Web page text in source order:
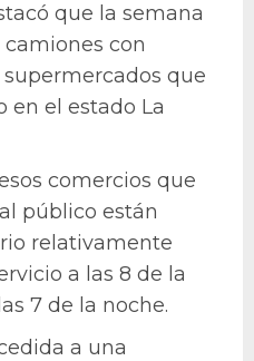
que la semana
con
que
en el estado La
comercios que
público están
relativamente
a las 8 de la
7 de la noche.
a una